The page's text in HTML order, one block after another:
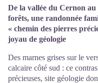
De la vallée du Cernon
forêts, une randonnée
« chemin des pierres
joyau de géologie
Des marnes grises sur le
calcaire côté sud : ce
précieuses, site géologie